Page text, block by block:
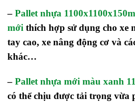
– Pallet nhựa
mới thích hợp sử dụng cho xe
tay cao, xe nâng động cơ và
khác…
– Pallet nhựa mới màu xanh
có thể chịu được tải trọng vừa